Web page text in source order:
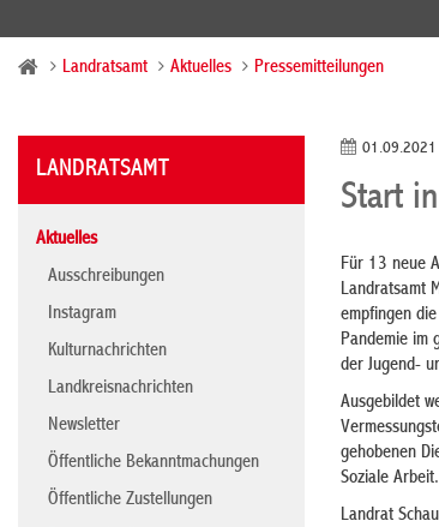
Landratsamt Aktuelles Pressemitteilungen
LANDRATSAMT
Aktuelles
Ausschreibungen
Instagram
Kulturnachrichten
Landkreisnachrichten
Newsletter
Öffentliche Bekanntmachungen
Öffentliche Zustellungen
01.09.2021
Start
Für 13 neue
Landratsamt
empfingen
Pandemie im
der Jugend-
Ausgebildet
gehobenen
Soziale
Landrat